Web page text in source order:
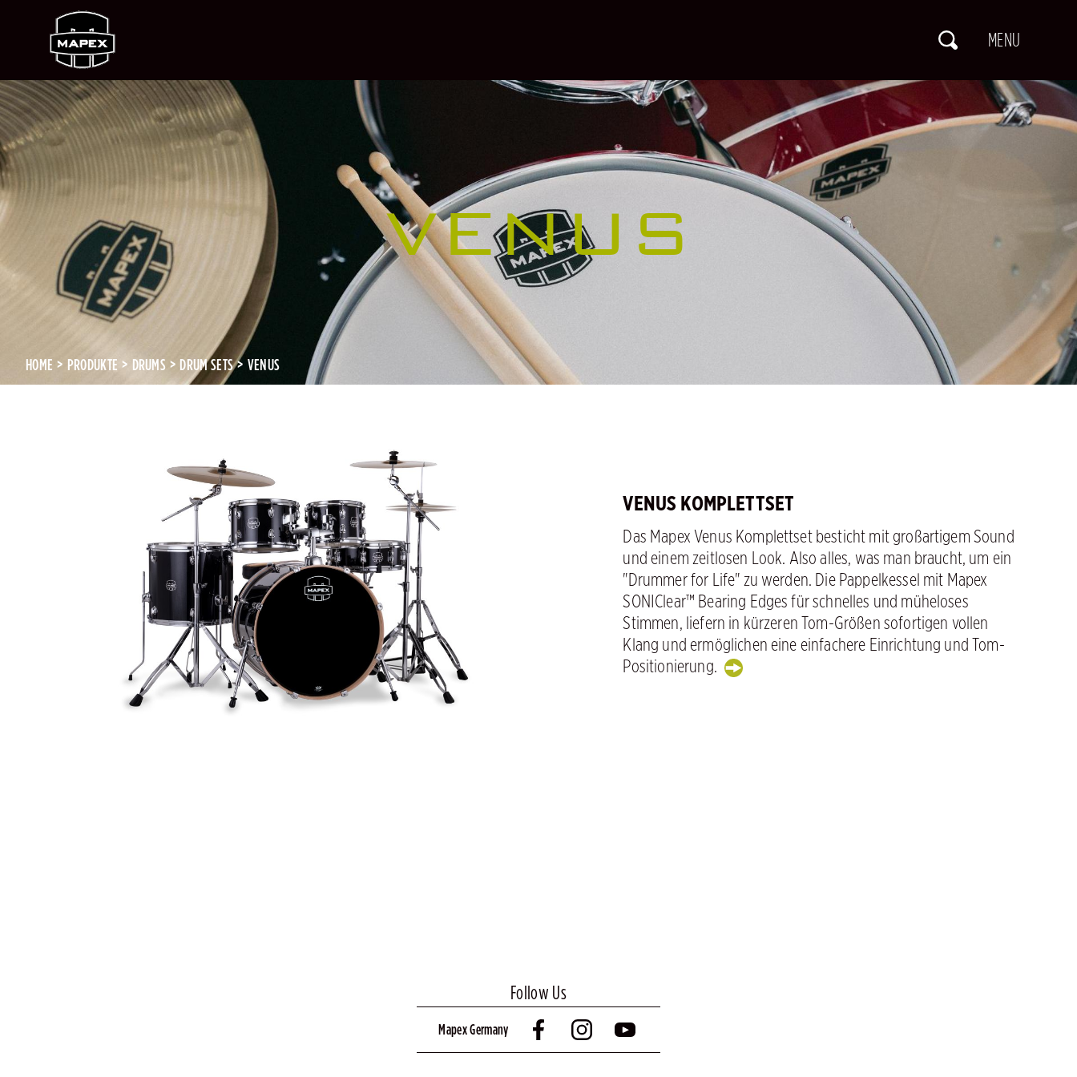
VENUS
HOME PRODUKTE DRUMS DRUM SETS VENUS
VENUS KOMPLETTSET
Das Mapex Venus Komplettset besticht mit großartigem Sound
und einem zeitlosen Look. Also alles, was man braucht, um ein
"Drummer for Life" zu werden. Die Pappelkessel mit Mapex
SONIClear™ Bearing Edges für schnelles und müheloses
Stimmen, liefern in kürzeren Tom-Größen sofortigen vollen
Klang und ermöglichen eine einfachere Einrichtung und Tom-
Positionierung.
Follow Us
Mapex Germany